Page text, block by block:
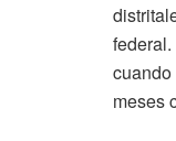
meses